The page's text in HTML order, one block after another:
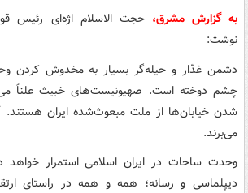
به گزارش مشرق،حجت الاسلام اژه‌ای رئیس
نوشت:
دشمن غدّار و حیله‌گر بسیار به مخدوش کردن
چشم دوخته است. صهیونیست‌های خبیث علناً
شدن خیابان‌ها از ملت مبعوث‌شده ایران هستند.
می‌برند.
وحدت ساحات در ایران اسلامی استمرار خواهد
دیپلماسی و رسانه؛ همه و همه در راستای